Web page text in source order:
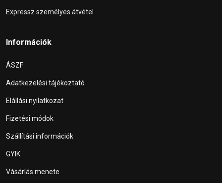
Expressz személyes átvétel
Információk
ÁSZF
Adatkezelési tájékoztató
Elállási nyilatkozat
Fizetési módok
Szállítási információk
GYIK
Vásárlás menete